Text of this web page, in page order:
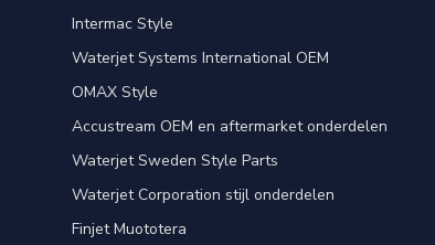
Intermac Style
Waterjet Systems International OEM
OMAX Style
Accustream OEM en aftermarket onderdelen
Waterjet Sweden Style Parts
Waterjet Corporation stijl onderdelen
Finjet Muototera